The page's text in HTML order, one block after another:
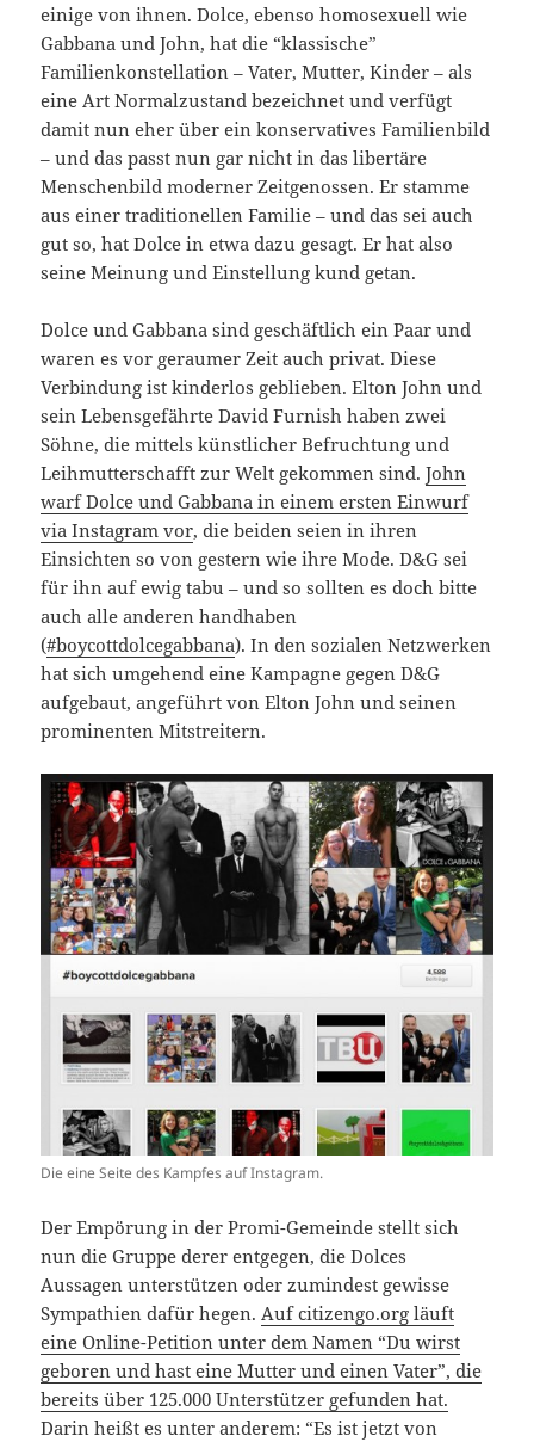
einige von ihnen. Dolce, ebenso homosexuell wie
Gabbana und John, hat die “klassische”
Familienkonstellation – Vater, Mutter, Kinder – als
eine Art Normalzustand bezeichnet und verfügt
damit nun eher über ein konservatives Familienbild
– und das passt nun gar nicht in das libertäre
Menschenbild moderner Zeitgenossen. Er stamme
aus einer traditionellen Familie – und das sei auch
gut so, hat Dolce in etwa dazu gesagt. Er hat also
seine Meinung und Einstellung kund getan.
Dolce und Gabbana sind geschäftlich ein Paar und
waren es vor geraumer Zeit auch privat. Diese
Verbindung ist kinderlos geblieben. Elton John und
sein Lebensgefährte David Furnish haben zwei
Söhne, die mittels künstlicher Befruchtung und
Leihmutterschafft zur Welt gekommen sind.John
warf Dolce und Gabbana in einem ersten Einwurf
via Instagram vor, die beiden seien in ihren
Einsichten so von gestern wie ihre Mode. D&G sei
für ihn auf ewig tabu – und so sollten es doch bitte
auch alle anderen handhaben
(#boycottdolcegabbana). In den sozialen Netzwerken
hat sich umgehend eine Kampagne gegen D&G
aufgebaut, angeführt von Elton John und seinen
prominenten Mitstreitern.
Die eine Seite des Kampfes auf Instagram.
Der Empörung in der Promi-Gemeinde stellt sich
nun die Gruppe derer entgegen, die Dolces
Aussagen unterstützen oder zumindest gewisse
Sympathien dafür hegen.Auf citizengo.org läuft
eine Online-Petition unter dem Namen “Du wirst
geboren und hast eine Mutter und einen Vater”, die
bereits über 125.000 Unterstützer gefunden hat.
Darin heißt es unter anderem: “Es ist jetzt von